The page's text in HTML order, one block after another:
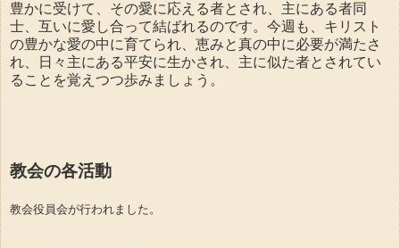
豊かに受けて、その愛に応える者とされ、主にある者同
士、互いに愛し合って結ばれるのです。今週も、キリスト
の豊かな愛の中に育てられ、恵みと真の中に必要が満たさ
れ、日々主にある平安に生かされ、主に似た者とされてい
ることを覚えつつ歩みましょう。
教会の各活動
教会役員会が行われました。